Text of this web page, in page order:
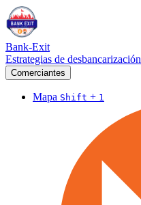
Bank-Exit
Estrategias de desbancarización
Comerciantes
Mapa Shift + 1